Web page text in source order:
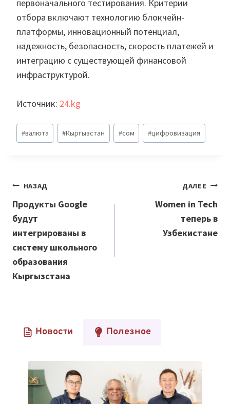
первоначального тестирования. Критерии
отбора включают технологию блокчейн-
платформы, инновационный потенциал,
надежность, безопасность, скорость платежей и
интеграцию с существующей финансовой
инфраструктурой.
Источник: 24.kg
Метки
записи:
#валюта #Кыргызстан #сом #цифровизация
Навигация
по
записям
НАЗАД
Продукты Google
будут
интегрированы в
систему школьного
образования
Кыргызстана
ДАЛЕЕ
Women in Tech
теперь в
Узбекистане
Новости Полезное